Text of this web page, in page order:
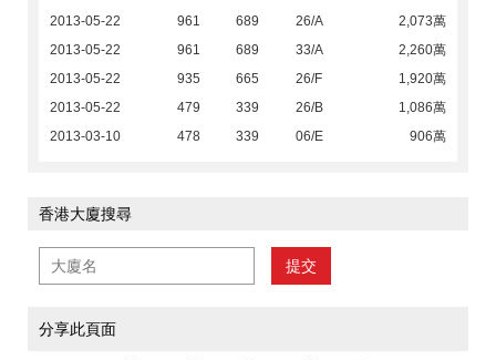
2013-05-22
961 689 26/A
2,073萬
2013-05-22
961 689 33/A
2,260萬
2013-05-22
935 665 26/F
1,920萬
2013-05-22
479 339 26/B
1,086萬
2013-03-10
478 339 06/E 906萬
香港大廈搜尋
提交
分享此頁面